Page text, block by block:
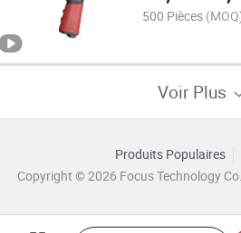
500 Pièces
Voir Plus
Produits Populaires
Copyright © 2026 Focus Technology